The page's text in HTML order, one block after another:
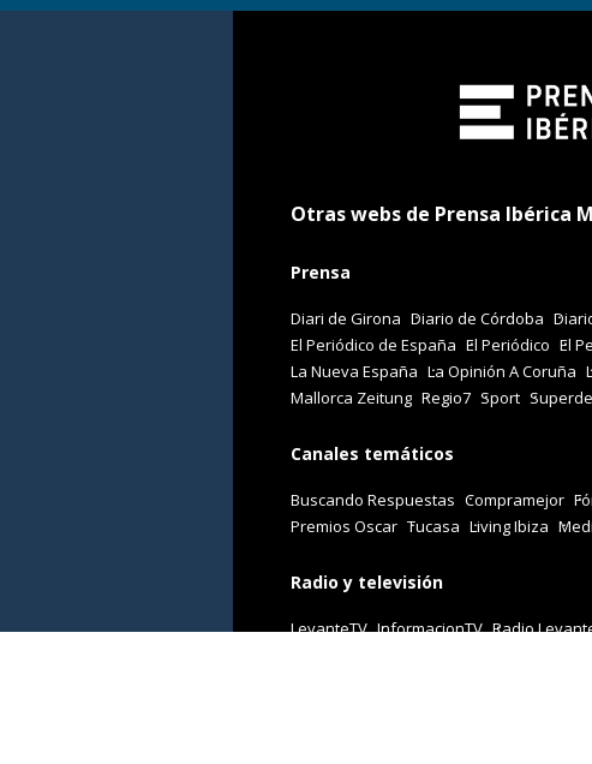
Otras webs de Prensa Ibérica
Prensa
Diari de Girona Diario de Córdoba
El Periódico de España El Periódico El
La Nueva España La Opinión A Coruña
Mallorca Zeitung Regio7 Sport
Canales temáticos
Buscando Respuestas Compramejor
Premios Oscar Tucasa Living Ibiza
Radio y televisión
LevanteTV InformacionTV Radio